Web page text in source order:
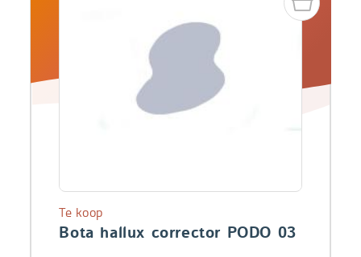
Bota hallux corrector PODO 03
Te koop